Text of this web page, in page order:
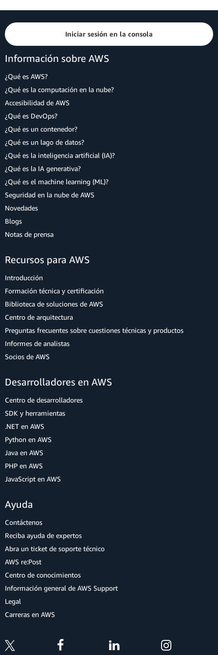
Iniciar sesión en la consola
Información sobre AWS
¿Qué es AWS?
¿Qué es la computación en la nube?
Accesibilidad de AWS
¿Qué es DevOps?
¿Qué es un contenedor?
¿Qué es un lago de datos?
¿Qué es la inteligencia artificial (IA)?
¿Qué es la IA generativa?
¿Qué es el machine learning (ML)?
Seguridad en la nube de AWS
Novedades
Blogs
Notas de prensa
Recursos para AWS
Introducción
Formación técnica y certificación
Biblioteca de soluciones de AWS
Centro de arquitectura
Preguntas frecuentes sobre cuestiones técnicas y productos
Informes de analistas
Socios de AWS
Desarrolladores en AWS
Centro de desarrolladores
SDK y herramientas
.NET en AWS
Python en AWS
Java en AWS
PHP en AWS
JavaScript en AWS
Ayuda
Contáctenos
Reciba ayuda de expertos
Abra un ticket de soporte técnico
AWS re:Post
Centro de conocimientos
Información general de AWS Support
Legal
Carreras en AWS